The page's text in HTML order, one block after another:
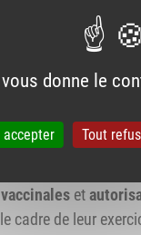
constitutionnel
antennes de
sur la
suivants
et
cadre de leur
donne le
accepter Tout